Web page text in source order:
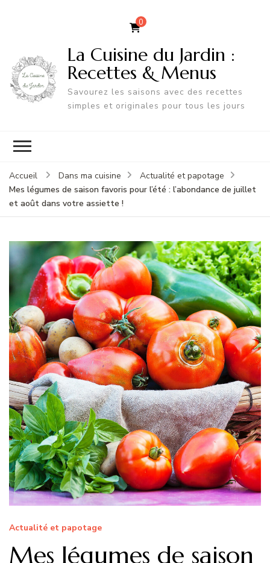
0
La Cuisine du Jardin :
Recettes & Menus
Savourez les saisons avec des recettes
simples et originales pour tous les jours
Accueil Dans ma cuisine
Actualité et papotage
Mes légumes de saison favoris pour l’été : l’abondance de juillet
et août dans votre assiette !
Actualité et papotage
Mes légumes de saison